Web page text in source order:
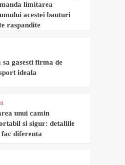
limitarea
acestei bauturi
raspandite
sa gasesti firma de
ideala
unui camin
si sigur: detaliile
fac diferenta